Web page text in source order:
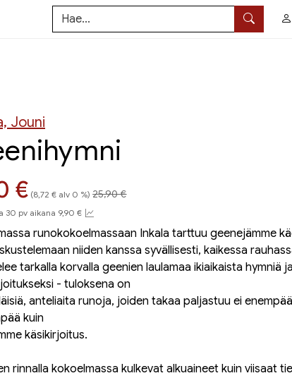
Hae
Jouni
nyt
€ (8,72 € alv 0 %) 25,90 €
30 pv aikana 9,90 €
runokokoelmassaan Inkala tarttuu geenejämme
niiden kanssa syvällisesti, kaikessa
tarkalla korvalla geenien laulamaa ikiaikaista hymniä
- tuloksena on
anteliaita runoja, joiden takaa paljastuu ei
kuin
käsikirjoitus.
rinnalla kokoelmassa kulkevat alkuaineet kuin viisaat